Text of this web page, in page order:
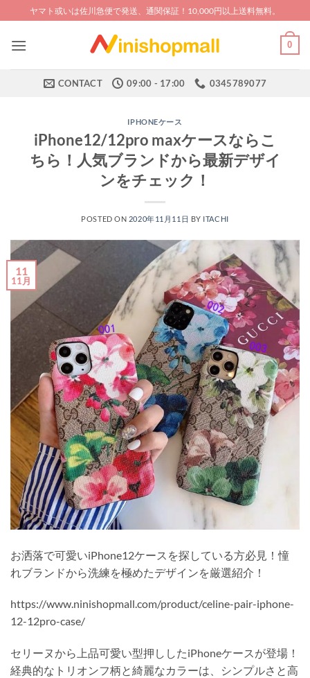
to
content
ヤマト或いは佐川急便で発送、通関保証！10,000円以上送料無料。
0
CONTACT 09:00 - 17:00 0345789077
IPHONEケース
iPhone12/12pro maxケースならこ
ちら！人気ブランドから最新デザイ
ンをチェック！
POSTED ON 2020年11月11日 BY ITACHI
11
11月
お洒落で可愛いiPhone12ケースを探している方必見！憧
れブランドから洗練を極めたデザインを厳選紹介！
https://www.ninishopmall.com/product/celine-pair-iphone-
12-12pro-case/
セリーヌから上品可愛い型押ししたiPhoneケースが登場！
経典的なトリオンフ柄と綺麗なカラーは、シンプルさと高